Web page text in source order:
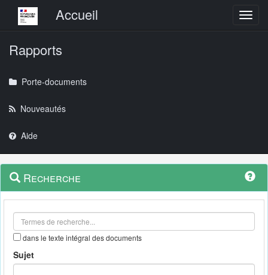
Menu principalAccueil
Rapports
Porte-documents
Nouveautés
Aide
Navigation
outils
Menu
contextuel
Recherche
dans le texte intégral des documents
Sujet